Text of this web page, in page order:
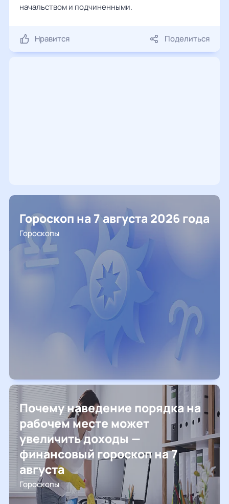
начальством и подчиненными.
Нравится Поделиться
Гороскоп на 7 августа 2026 года
Гороскопы
Почему наведение порядка на
рабочем месте может
увеличить доходы —
финансовый гороскоп на 7
августа
Гороскопы